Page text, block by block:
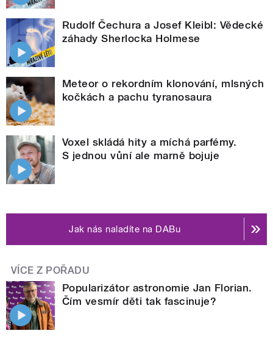
Rudolf Čechura a Josef Kleibl: Vědecké
záhady Sherlocka Holmese
Meteor o rekordním klonování, mlsných
kočkách a pachu tyranosaura
Voxel skládá hity a míchá parfémy.
S jednou vůní ale marně bojuje
Jak nás naladíte na DABu
VÍCE Z POŘADU
Popularizátor astronomie Jan Florian.
Čím vesmír děti tak fascinuje?